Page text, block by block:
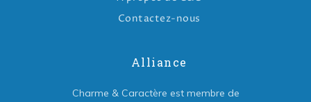
Contactez-nous
Alliance
Charme & Caractère est membre de